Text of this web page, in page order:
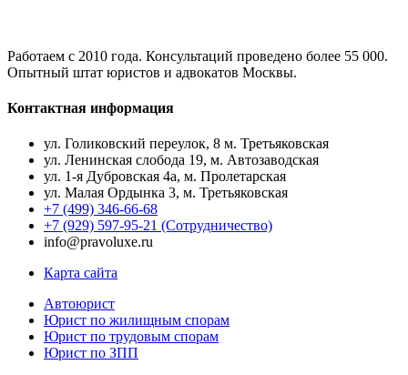
Работаем с 2010 года. Консультаций проведено более 55 000.
Опытный штат юристов и адвокатов Москвы.
Контактная информация
ул. Голиковский переулок, 8 м. Третьяковская
ул. Ленинская слобода 19, м. Автозаводская
ул. 1-я Дубровская 4а, м. Пролетарская
ул. Малая Ордынка 3, м. Третьяковская
+7 (499) 346-66-68
+7 (929) 597-95-21 (Сотрудничество)
info@pravoluxe.ru
Карта сайта
Автоюрист
Юрист по жилищным спорам
Юрист по трудовым спорам
Юрист по ЗПП